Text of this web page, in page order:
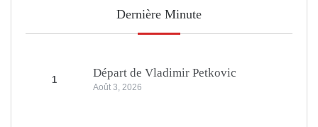
Dernière Minute
1
Départ de Vladimir Petkovic
Août 3, 2026